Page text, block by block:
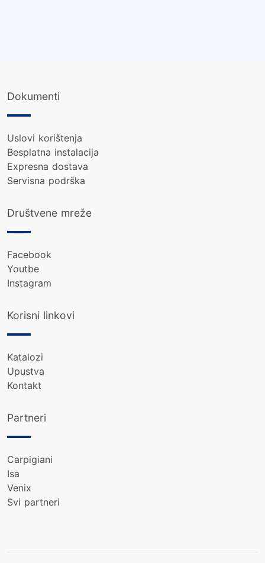
Dokumenti
Uslovi korištenja
Besplatna instalacija
Expresna dostava
Servisna podrška
Društvene mreže
Facebook
Youtbe
Instagram
Korisni linkovi
Katalozi
Upustva
Kontakt
Partneri
Carpigiani
Isa
Venix
Svi partneri